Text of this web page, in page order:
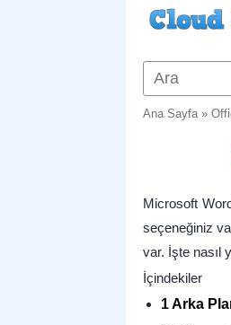
Ana Sayfa»
Microsoft
seçeneğiniz
var. İşte nasıl
İçindekiler
1 Arka